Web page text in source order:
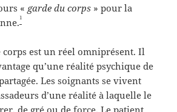
« garde du corps » pour la
1
corps est un réel omniprésent. Il
qu’une réalité psychique de
Les soignants se vivent
d’une réalité à laquelle le
de gré ou de force. Le patient